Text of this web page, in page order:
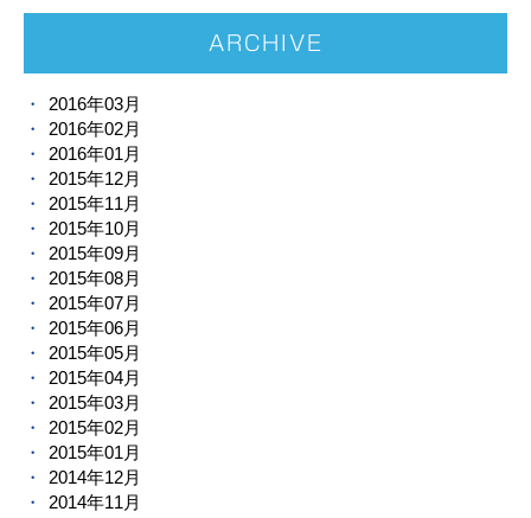
ARCHIVE
2016年03月
2016年02月
2016年01月
2015年12月
2015年11月
2015年10月
2015年09月
2015年08月
2015年07月
2015年06月
2015年05月
2015年04月
2015年03月
2015年02月
2015年01月
2014年12月
2014年11月